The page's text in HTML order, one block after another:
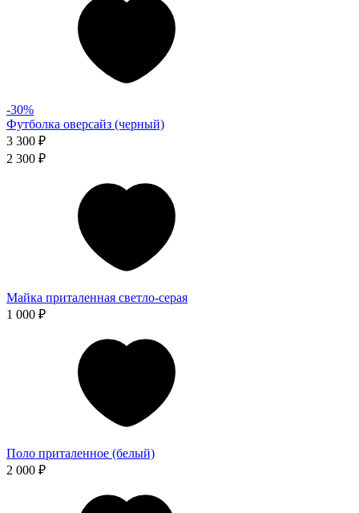
-30%
Футболка оверсайз (черный)
3 300 ₽
2 300 ₽
Майка приталенная светло-серая
1 000 ₽
Поло приталенное (белый)
2 000 ₽